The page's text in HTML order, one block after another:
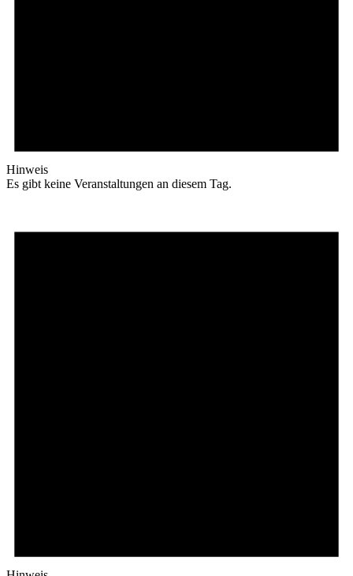
Hinweis
Es gibt keine Veranstaltungen an diesem Tag.